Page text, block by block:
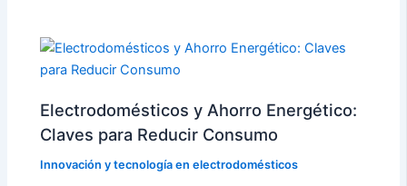
Electrodomésticos y Ahorro Energético:
Claves para Reducir Consumo
Innovación y tecnología en electrodomésticos